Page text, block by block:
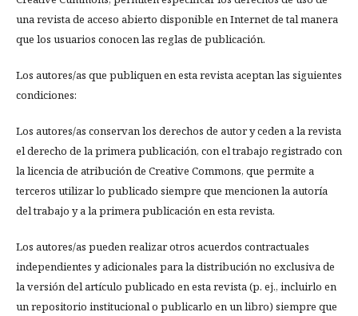
una revista de acceso abierto disponible en Internet de tal manera
que los usuarios conocen las reglas de publicación.
Los autores/as que publiquen en esta revista aceptan las siguientes
condiciones:
Los autores/as conservan los derechos de autor y ceden a la revista
el derecho de la primera publicación, con el trabajo registrado con
la licencia de atribución de Creative Commons, que permite a
terceros utilizar lo publicado siempre que mencionen la autoría
del trabajo y a la primera publicación en esta revista.
Los autores/as pueden realizar otros acuerdos contractuales
independientes y adicionales para la distribución no exclusiva de
la versión del artículo publicado en esta revista (p. ej., incluirlo en
un repositorio institucional o publicarlo en un libro) siempre que